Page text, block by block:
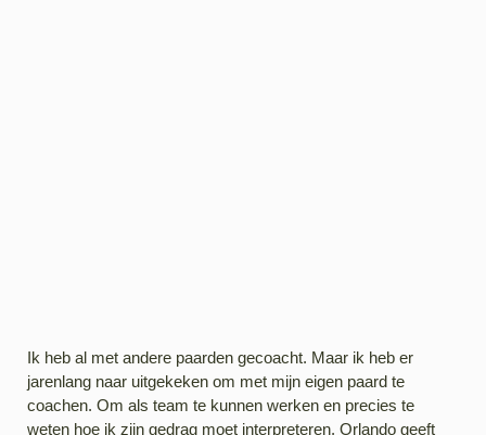
Ik heb al met andere paarden gecoacht. Maar ik heb er
jarenlang naar uitgekeken om met mijn eigen paard te
coachen. Om als team te kunnen werken en precies te
weten hoe ik zijn gedrag moet interpreteren. Orlando geeft